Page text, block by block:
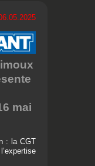
mai
: la CGT